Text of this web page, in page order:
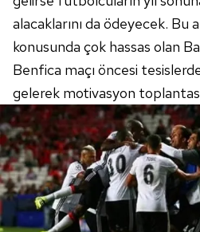
hazırlanmış Aydınlatma
ilgili mevzuata uygun olarak
almak için lütfen tıklayınız.
alacaklarını da ödeyecek. Bu
konusunda çok hassas olan
Benfica maçı öncesi
gelerek motivasyon